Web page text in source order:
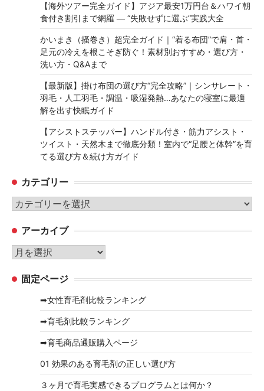
【海外ツアー完全ガイド】アジア最安1万円台＆ハワイ朝
食付き割引まで網羅 ― “失敗せずに選ぶ”実践大全
かいまき（掻巻き）超完全ガイド｜“着る布団”で肩・首・
足元の冷えを根こそぎ防ぐ！素材別おすすめ・選び方・
洗い方・Q&Aまで
【最新版】掛け布団の選び方“完全攻略”｜シンサレート・
羽毛・人工羽毛・調温・吸湿発熱…あなたの寝室に最適
解を出す快眠ガイド
【アシストステッパー】ハンドル付き・筋力アシスト・
ツイスト・天然木まで徹底分類！室内で“足腰と体幹”を育
てる選び方＆続け方ガイド
カテゴリー
カ
ゴ
リ
ー
アーカイブ
ア
カ 固定ページ
➡女性育毛剤比較ランキング
➡育毛剤比較ランキング
➡育毛商品通販購入ページ
01 効果のある育毛剤の正しい選び方
３ヶ月で育毛実感できるプログラムとは何か？